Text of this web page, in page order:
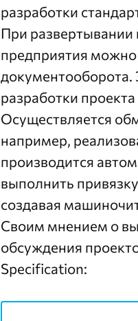
разработки
При развертывании
предприятия можно
документооборота.
разработки
Осуществляется
например,
производится
выполнить
создавая
Своим мнением о
обсуждения
Specification: